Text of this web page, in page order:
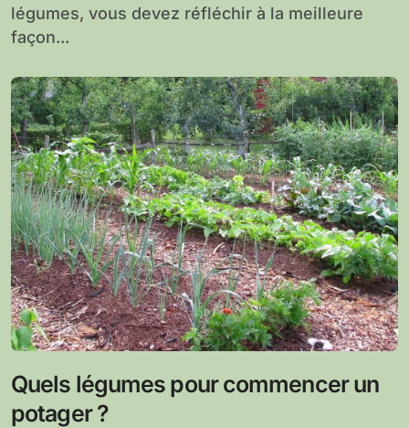
légumes, vous devez réfléchir à la meilleure
façon...
Quels légumes pour commencer un
potager ?